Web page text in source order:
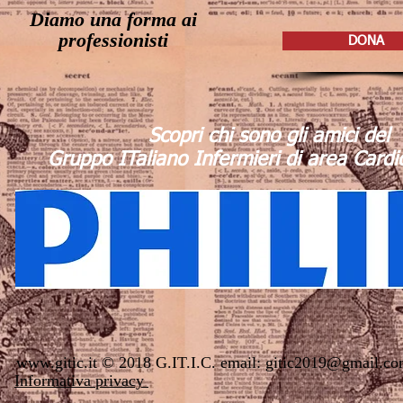
Diamo una forma ai
professionisti
DONA
Scopri chi sono gli amici del
Gruppo ITaliano Infermieri di area
www.gitic.it© 2018 G.IT.I.C. email:
Informativa privacy